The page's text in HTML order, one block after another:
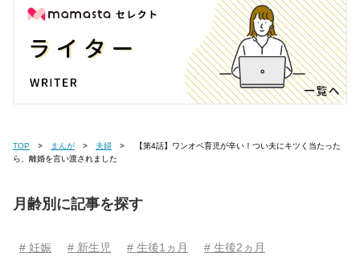
TOP まんが 夫婦
ら、離婚を言い渡されました
月齢別に記事を探す
# 妊娠 # 新生児 # 生後1ヵ月
# 生後2ヵ月